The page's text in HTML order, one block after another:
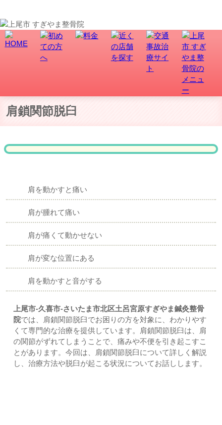
肩鎖関節脱臼
肩を動かすと痛い
肩が腫れて痛い
肩が痛くて動かせない
肩が変な位置にある
肩を動かすと音がする
上尾市-久喜市-さいたま市北区土呂宮原すぎやま鍼灸整骨
院では、肩鎖関節脱臼でお困りの方を対象に、わかりやす
くて専門的な治療を提供しています。肩鎖関節脱臼は、肩
の関節がずれてしまうことで、痛みや不便を引き起こすこ
とがあります。今回は、肩鎖関節脱臼について詳しく解説
し、治療方法や脱臼が起こる状況についてお話しします。